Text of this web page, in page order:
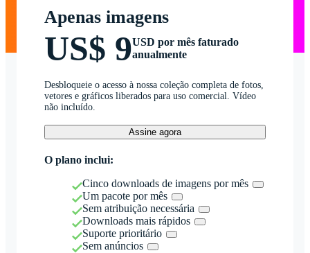
Apenas imagens
US$ 9USD por mês faturado
anualmente
Desbloqueie o acesso à nossa coleção completa de fotos,
vetores e gráficos liberados para uso comercial. Vídeo
não incluído.
Assine agora
O plano inclui:
Cinco downloads de imagens por mês
Um pacote por mês
Sem atribuição necessária
Downloads mais rápidos
Suporte prioritário
Sem anúncios